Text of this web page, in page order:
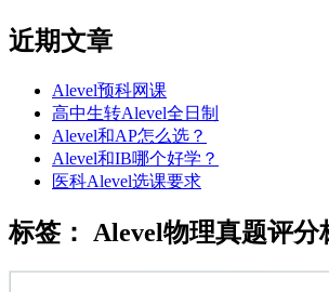
近期文章
Alevel预科网课
高中生转Alevel全日制
Alevel和AP怎么选？
Alevel和IB哪个好学？
医科Alevel选课要求
标签： Alevel物理真题评分